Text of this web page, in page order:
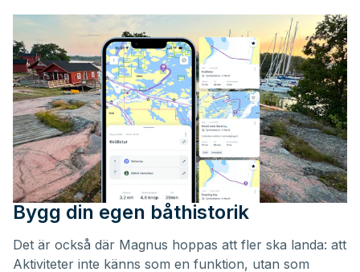
Bygg din egen båthistorik
Det är också där Magnus hoppas att fler ska landa: att
Aktiviteter inte känns som en funktion, utan som